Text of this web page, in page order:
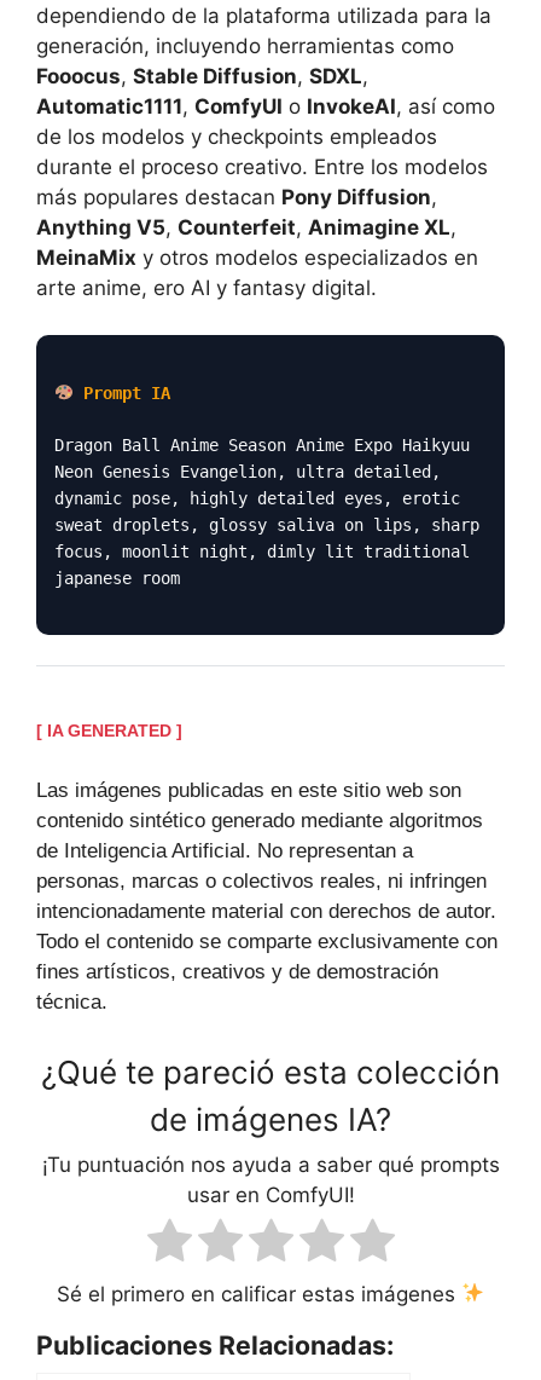
dependiendo de la plataforma utilizada para la
generación, incluyendo herramientas como
Fooocus, Stable Diffusion, SDXL,
Automatic1111, ComfyUI o InvokeAI, así como
de los modelos y checkpoints empleados
durante el proceso creativo. Entre los modelos
más populares destacan Pony Diffusion,
Anything V5, Counterfeit, Animagine XL,
MeinaMix y otros modelos especializados en
arte anime, ero AI y fantasy digital.
Prompt IA
Dragon Ball Anime Season Anime Expo Haikyuu
Neon Genesis Evangelion, ultra detailed,
dynamic pose, highly detailed eyes, erotic
sweat droplets, glossy saliva on lips, sharp
focus, moonlit night, dimly lit traditional
japanese room
[ IA GENERATED ]
Las imágenes publicadas en este sitio web son
contenido sintético generado mediante algoritmos
de Inteligencia Artificial. No representan a
personas, marcas o colectivos reales, ni infringen
intencionadamente material con derechos de autor.
Todo el contenido se comparte exclusivamente con
fines artísticos, creativos y de demostración
técnica.
¿Qué te pareció esta colección
de imágenes IA?
¡Tu puntuación nos ayuda a saber qué prompts
usar en ComfyUI!
Sé el primero en calificar estas imágenes
Publicaciones Relacionadas: